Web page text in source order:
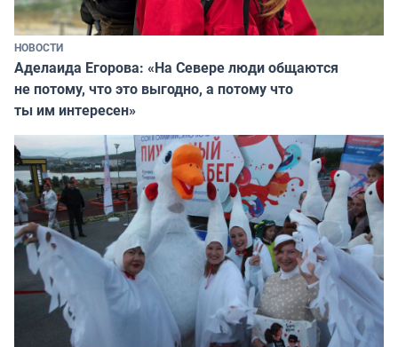
НОВОСТИ
Аделаида Егорова: «На Севере люди общаются
не потому, что это выгодно, а потому что
ты им интересен»